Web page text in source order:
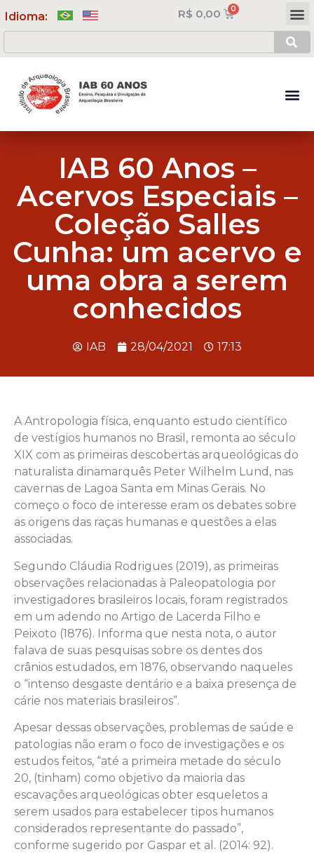
Idioma: R$ 0,00
IAB 60 Anos –
Acervos Especiais –
Coleção Salles
Cunha: um acervo e
uma obra a serem
conhecidos
IAB 28/04/2021 17:13
A Antropologia física, enquanto estudo científico
de vestígios humanos no Brasil, remonta ao século
XIX com as primeiras descobertas arqueológicas do
naturalista dinamarquês Peter Wilhelm Lund, nas
cavernas de Lagoa Santa em Minas Gerais. No
começo o foco de interesse eram os debates sobre
as origens das raças humanas e questões a elas
associadas.
Segundo Cláudia Rodrigues (2019), as primeiras
observações relacionadas à Paleopatologia por
investigadores brasileiros locais, foram registrados
em um adendo no Artigo de Lacerda Filho e
Peixoto (1876). Informa que nesta nota, o autor
falava de suas pesquisas sobre os dentes dos
crânios estudados, em 1876, observando naqueles
o “intenso desgaste dentário e a baixa presença de
cárie nos materiais brasileiros”.
Apesar dessas observações, problemas de saúde e
patologias não eram o foco de investigações e os
estudos feitos, “até a primeira metade do século
20, (tinham) como objetivo da maioria das
escavações arqueológicas obter esqueletos a
serem usados para estabelecer tipos humanos
considerados representante do passado”,
conforme sugerido por Gaspar et al. (2014: 92).